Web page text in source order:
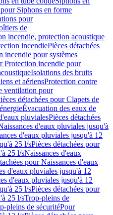
Siphons en forme
pour
de
incendie, protection acoustique
incendiePièces détachées
incendie pour systèmes
Protection incendie pour
Isolations des bruits
et aériensProtection contre
ventilation pour
détachées pour Clapets de
Évacuation des eaux de
pluvialesPièces détachées
d'eaux pluviales jusqu'à
d'eaux pluviales jusqu'à 12
25 l/sPièces détachées pour
25 l/sNaissances d'eaux
pour Naissances d'eaux
d'eaux pluviales jusqu'à 12
d'eaux pluviales jusqu'à 12
25 l/sPièces détachées pour
25 l/sTrop-pleins de
pleins de sécuritéPour